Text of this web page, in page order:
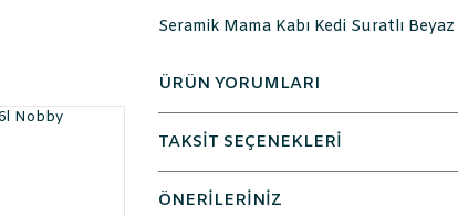
Seramik Mama Kabı Kedi Suratlı
ÜRÜN YORUMLARI
TAKSİT SEÇENEKLERİ
ÖNERİLERİNİZ